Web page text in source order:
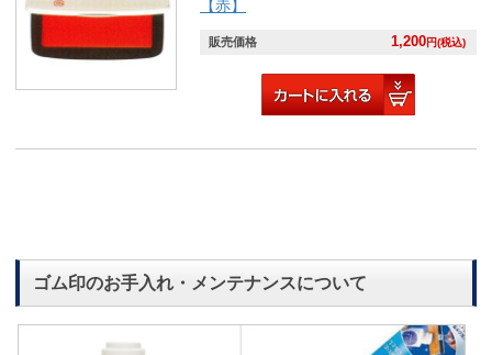
【赤】
販売価格 1,200円(税込)
ゴム印のお手入れ・メンテナンスについて